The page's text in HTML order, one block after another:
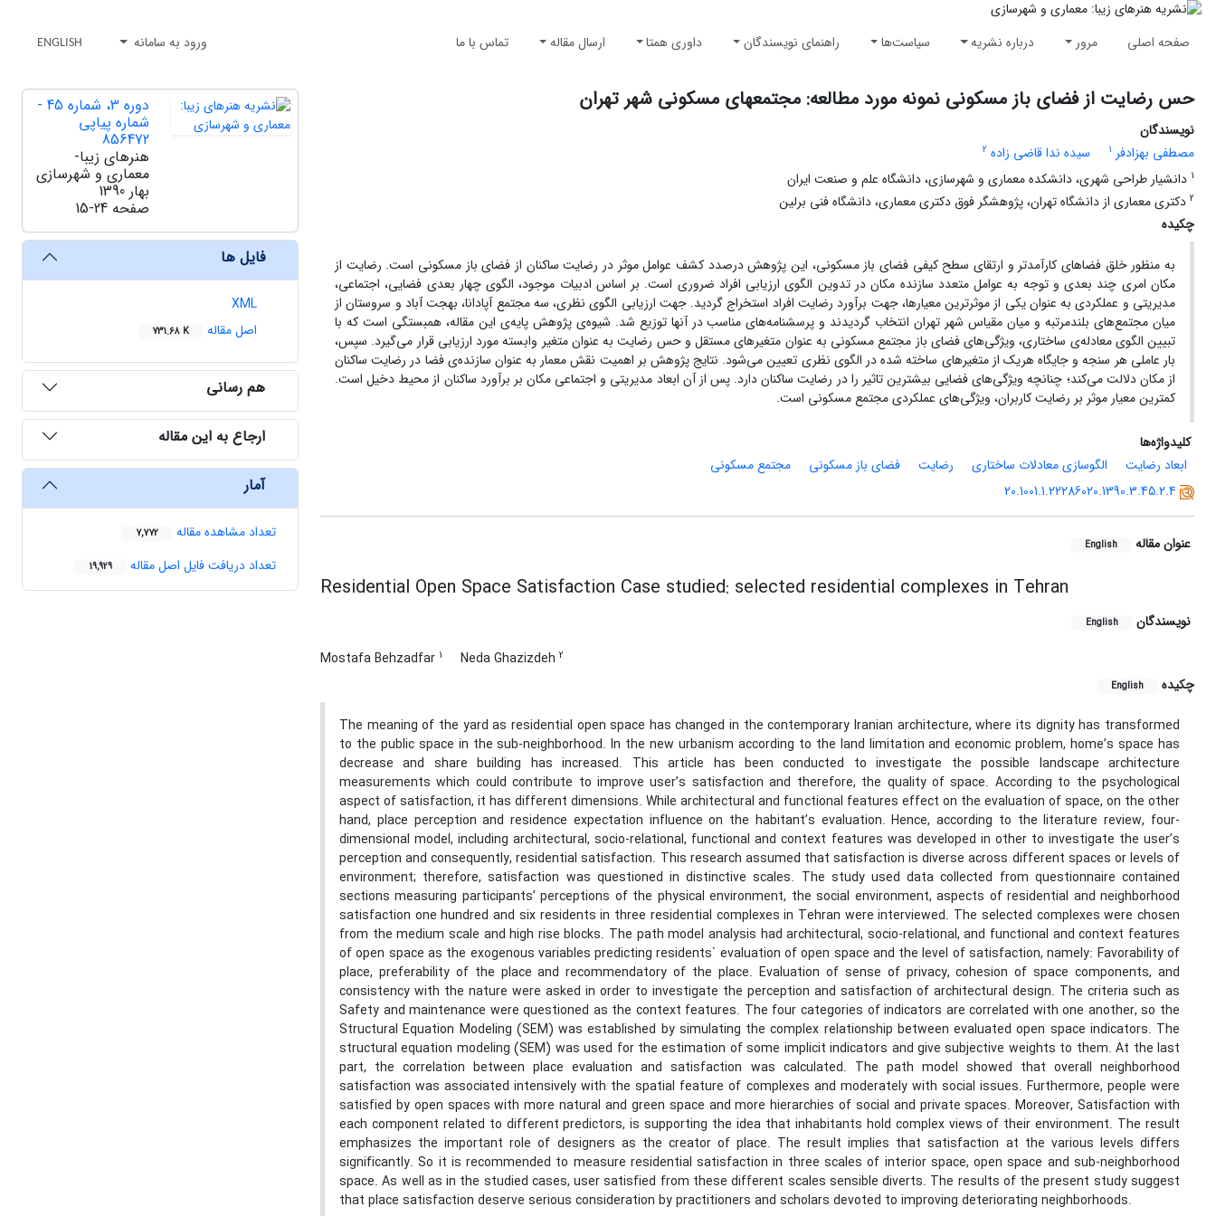
صفحه اصلی مرور درباره نشریه سیاست‌ها راهنمای نویسندگان داوری همتا ارسال مقاله تماس با ما ورود به سامانه ENGLISH
حس رضایت از فضای باز مسکونی نمونه مورد مطالعه: مجتمع‎های مسکونی شهر تهران
نویسندگان
مصطفی بهزادفر 1 سیده ندا قاضی زاده 2
1 دانشیار طراحی شهری، دانشکده معماری و شهرسازی، دانشگاه علم و صنعت ایران
2 دکتری معماری از دانشگاه تهران، پژوهشگر فوق دکتری معماری، دانشگاه فنی برلین
چکیده
به منظور خلق فضاهای کارآمدتر و ارتقای سطح کیفی فضای باز مسکونی، این پژوهش درصدد کشف عوامل موثر در رضایت ساکنان از فضای باز مسکونی است. رضایت از
مکان امری چند بعدی و توجه به عوامل متعدد سازنده مکان در تدوین الگوی ارزیابی افراد ضروری است. بر اساس ادبیات موجود، الگوی چهار بعدی فضایی، اجتماعی،
مدیریتی و عملکردی به عنوان یکی از موثرترین معیارها، جهت برآورد رضایت افراد استخراج گردید. جهت ارزیابی الگوی نظری، سه مجتمع آپادانا، بهجت آباد و سروستان از
میان مجتمع‌های بلندمرتبه و میان مقیاس شهر تهران انتخاب گردیدند و پرسشنامه‌های مناسب در آنها توزیع شد. شیوه‌ی پژوهش پایه‌ی این مقاله، همبستگی است که با
تبیین الگوی معادله‌ی ساختاری، ویژگی‌های فضای باز مجتمع مسکونی به عنوان متغیرهای مستقل و حس رضایت به عنوان متغیر وابسته مورد ارزیابی قرار می‌گیرد. سپس،
بار عاملی هر سنجه و جایگاه هریک از متغیرهای ساخته شده در الگوی نظری تعیین می‌شود. نتایج پژوهش بر اهمیت نقش معمار به عنوان سازنده‌ی فضا در رضایت ساکنان
از مکان دلالت می‌کند؛ چنانچه ویژگی‌های فضایی بیشترین تاثیر را در رضایت ساکنان دارد. پس از آن ابعاد مدیریتی و اجتماعی مکان بر برآورد ساکنان از محیط دخیل است.
کمترین معیار موثر بر رضایت کاربران، ویژگی‌های عملکردی مجتمع مسکونی است.
کلیدواژه‌ها
ابعاد رضایت
الگوسازی معادلات ساختاری رضایت فضای باز مسکونی
مجتمع مسکونی
20.1001.1.22286020.1390.3.45.2.4
عنوان مقاله English
Residential Open Space Satisfaction Case studied: selected residential complexes in Tehran
نویسندگان English
Mostafa Behzadfar 1 Neda Ghazizdeh 2
چکیده English
The meaning of the yard as residential open space has changed in the contemporary Iranian architecture, where its dignity has transformed
to the public space in the sub-neighborhood. In the new urbanism according to the land limitation and economic problem, home’s space has
decrease and share building has increased. This article has been conducted to investigate the possible landscape architecture
measurements which could contribute to improve user’s satisfaction and therefore, the quality of space. According to the psychological
aspect of satisfaction, it has different dimensions. While architectural and functional features effect on the evaluation of space, on the other
hand, place perception and residence expectation influence on the habitant’s evaluation. Hence, according to the literature review, four-
dimensional model, including architectural, socio-relational, functional and context features was developed in other to investigate the user’s
perception and consequently, residential satisfaction. This research assumed that satisfaction is diverse across different spaces or levels of
environment; therefore, satisfaction was questioned in distinctive scales. The study used data collected from questionnaire contained
sections measuring participants’ perceptions of the physical environment, the social environment, aspects of residential and neighborhood
satisfaction one hundred and six residents in three residential complexes in Tehran were interviewed. The selected complexes were chosen
from the medium scale and high rise blocks. The path model analysis had architectural, socio-relational, and functional and context features
of open space as the exogenous variables predicting residents` evaluation of open space and the level of satisfaction, namely: Favorability of
place, preferability of the place and recommendatory of the place. Evaluation of sense of privacy, cohesion of space components, and
consistency with the nature were asked in order to investigate the perception and satisfaction of architectural design. The criteria such as
Safety and maintenance were questioned as the context features. The four categories of indicators are correlated with one another, so the
Structural Equation Modeling (SEM) was established by simulating the complex relationship between evaluated open space indicators. The
structural equation modeling (SEM) was used for the estimation of some implicit indicators and give subjective weights to them. At the last
part, the correlation between place evaluation and satisfaction was calculated. The path model showed that overall neighborhood
satisfaction was associated intensively with the spatial feature of complexes and moderately with social issues. Furthermore, people were
satisfied by open spaces with more natural and green space and more hierarchies of social and private spaces. Moreover, Satisfaction with
each component related to different predictors, is supporting the idea that inhabitants hold complex views of their environment. The result
emphasizes the important role of designers as the creator of place. The result implies that satisfaction at the various levels differs
significantly. So it is recommended to measure residential satisfaction in three scales of interior space, open space and sub-neighborhood
space. As well as in the studied cases, user satisfied from these different scales sensible diverts. The results of the present study suggest
that place satisfaction deserve serious consideration by practitioners and scholars devoted to improving deteriorating neighborhoods.
دوره 3، شماره 45 -
شماره پیاپی
856472
هنرهای زیبا-
معماری و شهرسازی
بهار 1390
صفحه 15-24
فایل ها
XML
اصل مقاله
731.68 K
هم رسانی
ارجاع به این مقاله
آمار
تعداد مشاهده مقاله 7,772
تعداد دریافت فایل اصل مقاله 19,929